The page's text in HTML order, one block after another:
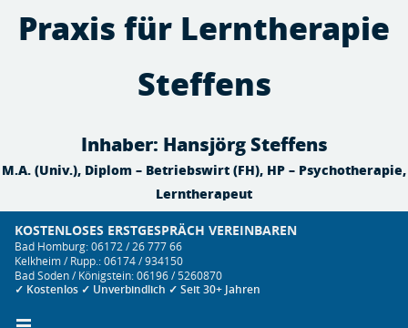
Inhalt
KOSTENLOSES ERSTGESPRÄCH VEREINBAREN
Bad Homburg: 06172 / 26 777 66
Kelkheim / Rupp.: 06174 / 934150
Bad Soden / Königstein: 06196 / 5260870
✓ Kostenlos ✓ Unverbindlich ✓ Seit 30+ Jahren
Praxis für Lerntherapie
Steffens
Inhaber: Hansjörg Steffens
M.A. (Univ.), Diplom – Betriebswirt (FH), HP – Psychotherapie,
Lerntherapeut